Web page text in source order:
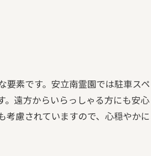
要素です。安立南霊園では駐車スペ
。遠方からいらっしゃる方にも安心
考慮されていますので、心穏やかに